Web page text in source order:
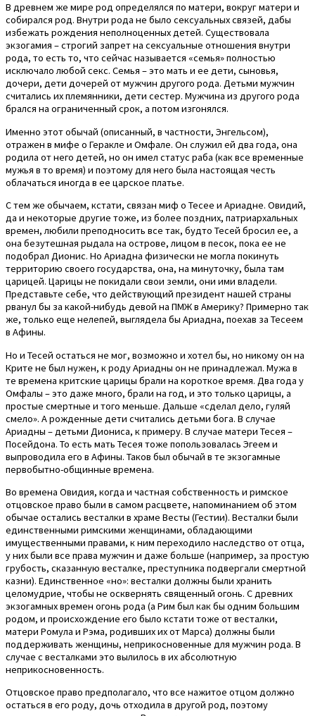
В древнем же мире род определялся по матери, вокруг матери и
собирался род. Внутри рода не было сексуальных связей, дабы
избежать рождения неполноценных детей. Существовала
экзогамия – строгий запрет на сексуальные отношения внутри
рода, то есть то, что сейчас называется «семья» полностью
исключало любой секс. Семья – это мать и ее дети, сыновья,
дочери, дети дочерей от мужчин другого рода. Детьми мужчин
считались их племянники, дети сестер. Мужчина из другого рода
брался на ограниченный срок, а потом изгонялся.
Именно этот обычай (описанный, в частности, Энгельсом),
отражен в мифе о Геракле и Омфале. Он служил ей два года, она
родила от него детей, но он имел статус раба (как все временные
мужья в то время) и поэтому для него была настоящая честь
облачаться иногда в ее царское платье.
С тем же обычаем, кстати, связан миф о Тесее и Ариадне. Овидий,
да и некоторые другие тоже, из более поздних, патриархальных
времен, любили преподносить все так, будто Тесей бросил ее, а
она безутешная рыдала на острове, лицом в песок, пока ее не
подобрал Дионис. Но Ариадна физически не могла покинуть
территорию своего государства, она, на минуточку, была там
царицей. Царицы не покидали свои земли, они ими владели.
Представьте себе, что действующий президент нашей страны
рванул бы за какой-нибудь девой на ПМЖ в Америку? Примерно так
же, только еще нелепей, выглядела бы Ариадна, поехав за Тесеем
в Афины.
Но и Тесей остаться не мог, возможно и хотел бы, но никому он на
Крите не был нужен, к роду Ариадны он не принадлежал. Мужа в
те времена критские царицы брали на короткое время. Два года у
Омфалы – это даже много, брали на год, и это только царицы, а
простые смертные и того меньше. Дальше «сделал дело, гуляй
смело». А рожденные дети считались детьми бога. В случае
Ариадны – детьми Диониса, к примеру. В случае матери Тесея –
Посейдона. То есть мать Тесея тоже попользовалась Эгеем и
выпроводила его в Афины. Таков был обычай в те экзогамные
первобытно-общинные времена.
Во времена Овидия, когда и частная собственность и римское
отцовское право были в самом расцвете, напоминанием об этом
обычае остались весталки в храме Весты (Гестии). Весталки были
единственными римскими женщинами, обладающими
имущественными правами, к ним переходило наследство от отца,
у них были все права мужчин и даже больше (например, за простую
грубость, сказанную весталке, преступника подвергали смертной
казни). Единственное «но»: весталки должны были хранить
целомудрие, чтобы не осквернять священный огонь. С древних
экзогамных времен огонь рода (а Рим был как бы одним большим
родом, и происхождение его было кстати тоже от весталки,
матери Ромула и Рэма, родивших их от Марса) должны были
поддерживать женщины, неприкосновенные для мужчин рода. В
случае с весталками это вылилось в их абсолютную
неприкосновенность.
Отцовское право предполагало, что все нажитое отцом должно
остаться в его роду, дочь отходила в другой род, поэтому